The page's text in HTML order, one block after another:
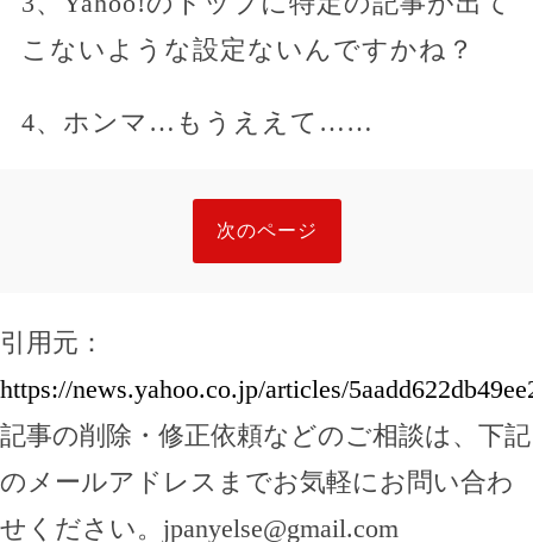
こないような設定ないんですかね？
4、ホンマ…もうええて……
次のページ
引用元：
https://news.yahoo.co.jp/articles/
記事の削除・修正依頼などのご相談は、下記
のメールアドレスまでお気軽にお問い合わ
せください。 jpanyelse@gmail.com